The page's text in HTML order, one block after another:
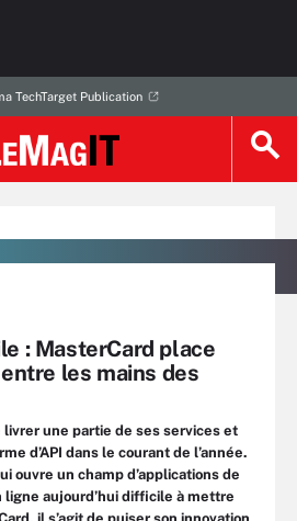
TechTarget Publication
: MasterCard place
les mains des
livrer une partie de ses services et
d’API dans le courant de l’année.
ouvre un champ d’applications de
aujourd’hui difficile à mettre